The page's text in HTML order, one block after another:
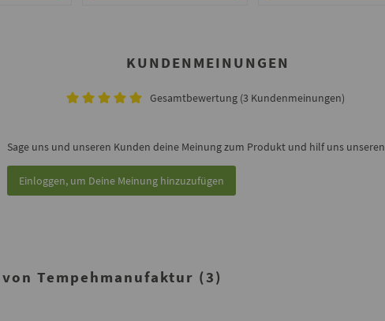
KUNDENMEINUNGEN
Gesamtbewertung (3 Kundenmeinungen)
Sage uns und unseren Kunden deine Meinung zum Produkt und hilf uns
Einloggen, um Deine Meinung hinzuzufügen
Tempehmanufaktur (3)